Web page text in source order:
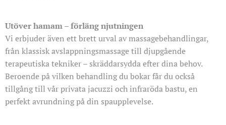
Utöver hamam – förläng njutningen
Vi erbjuder även ett brett urval av massagebehandlingar,
från klassisk avslappningsmassage till djupgående
terapeutiska tekniker – skräddarsydda efter dina behov.
Beroende på vilken behandling du bokar får du också
tillgång till vår privata jacuzzi och infraröda bastu, en
perfekt avrundning på din spaupplevelse.